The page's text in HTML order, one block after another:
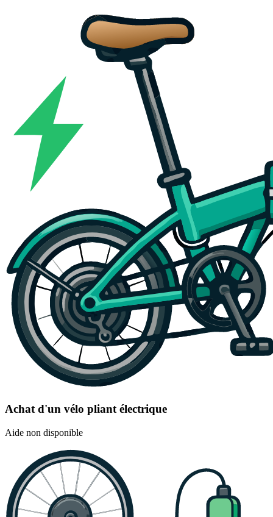
Achat d'un vélo pliant électrique
Aide non disponible